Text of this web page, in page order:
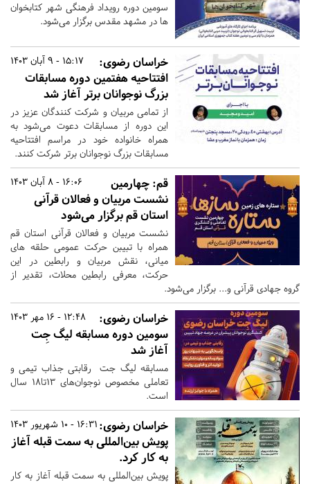
سومین دوره رویداد فرهنگی شهر کتابخوان
ها در مشهد مقدس برگزار می‌شود.
15:17 - 9 آبان 1403
خراسان رضوی:
افتتاحیه هفتمین دوره مسابقات
بزرگ نوجوانان برتر آغاز شد
از تمامی مربیان و شرکت کنندگان عزیز در
این دوره از مسابقات دعوت می‌شود به
همراه خانواده خود در مراسم افتتاحیه
مسابقات بزرگ نوجوانان برتر شرکت کنند.
16:06 - 8 آبان 1403 قم: چهارمین
نشست مربیان و فعالان قرآنی
استان قم برگزار می‌شود
نشست مربیان و فعالان قرآنی استان قم
همراه با تبیبن حرکت عمومی حلقه های
میانی، نقش مربیان و رابطین در این
حرکت، معرفی رابطین محلات، تقدیر از
گروه جهادی قرآنی و... برگزار می‌شود.
12:48 - 16 مهر 1403
خراسان رضوی:
سومین دوره مسابقه لیگ جِت
آغاز شد
مسابقه لیگ جت رقابتی جذاب تیمی و
تعاملی مخصوص نوجوان‌‌های ۱۳تا۱۸ سال
است.
16:31 - 10 شهریور 1403 خراسان رضوی:
پویش بین‌المللی به سمت قبله آغاز
به کار کرد.
پویش بین‌المللی به سمت قبله آغاز به کار